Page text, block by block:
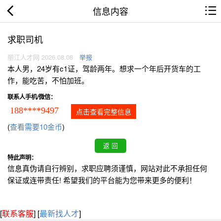
信息内容
求职司机
丽江人才网 2026.08.08 举报
本人男，24岁有c1证，驾龄两年。想求一个年后开货车的工
作，能吃苦，不怕加班。
联系人手机/微信：
188****9497 点击查看完整信息
(查看需要10金币)
特此声明：
信息真伪请自行辨别，求职应聘须谨慎，网站对此不承担任何
保证或连带责任! 希望我们的平台能为您带来更多的便利！
[联系客服] [最新找人才]